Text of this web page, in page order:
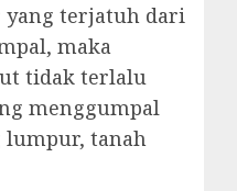
yang terjatuh dari
maka
tidak terlalu
menggumpal
lumpur, tanah